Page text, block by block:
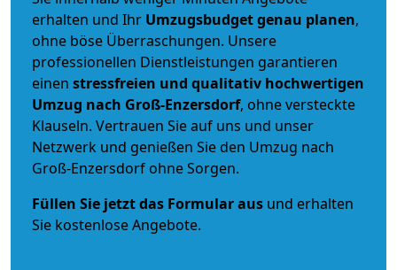
erhalten und Ihr Umzugsbudgetgenau planen,
ohne böse Überraschungen. Unsere
professionellen Dienstleistungen garantieren
einen stressfreien und qualitativ hochwertigen
Umzug nach Groß-Enzersdorf, ohne versteckte
Klauseln. Vertrauen Sie auf uns und unser
Netzwerk und genießen Sie den Umzug nach
Groß-Enzersdorf ohne Sorgen.
Füllen Sie jetzt das Formular aus und erhalten
Sie kostenlose Angebote.